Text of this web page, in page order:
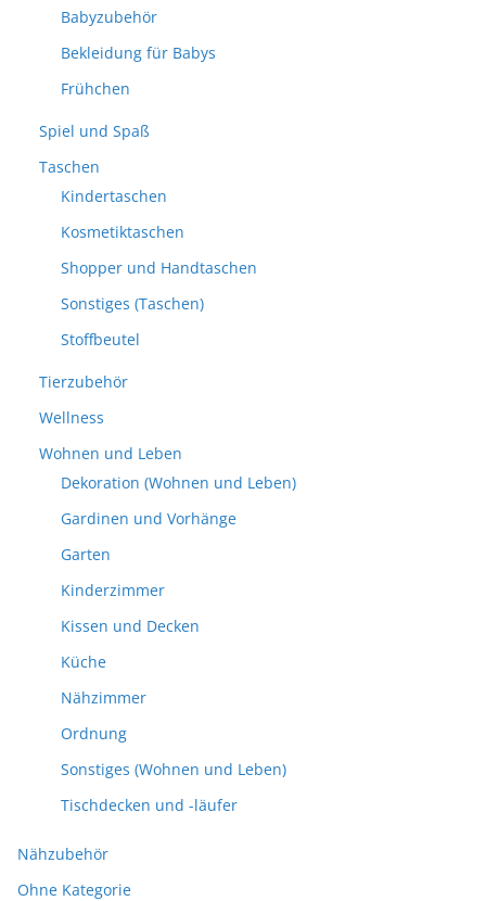
Babyzubehör
Bekleidung für Babys
Frühchen
Spiel und Spaß
Taschen
Kindertaschen
Kosmetiktaschen
Shopper und Handtaschen
Sonstiges (Taschen)
Stoffbeutel
Tierzubehör
Wellness
Wohnen und Leben
Dekoration (Wohnen und Leben)
Gardinen und Vorhänge
Garten
Kinderzimmer
Kissen und Decken
Küche
Nähzimmer
Ordnung
Sonstiges (Wohnen und Leben)
Tischdecken und -läufer
Nähzubehör
Ohne Kategorie